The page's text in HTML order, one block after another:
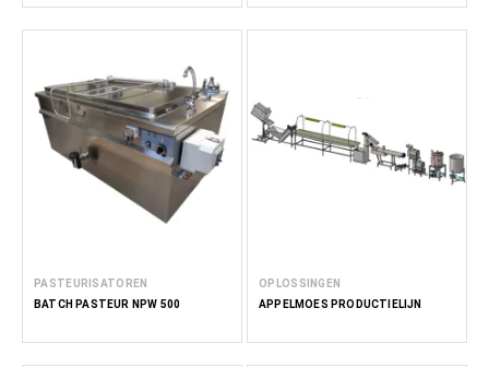
PASTEURISATOREN
BATCH PASTEUR NPW 500
OPLOSSINGEN
APPELMOES PRODUCTIELIJN